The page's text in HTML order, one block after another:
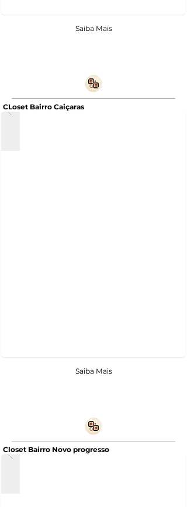
Saiba Mais
CLoset Bairro Caiçaras
Saiba Mais
Closet Bairro Novo progresso